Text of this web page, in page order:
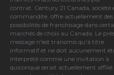
contrat. Century 21 Canada, société
commandite, offre actuellement des
possibilités de franchisage dans
marchés de choix au Canada. Le
message n'est transmis qu'à titre
informatif et ne doit aucunement
interprété comme une invitation à
quiconque serait actuellement affilié